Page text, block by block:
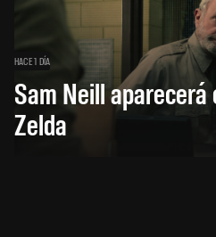
HACE 1 DÍA
Sam Neill aparecerá
Zelda